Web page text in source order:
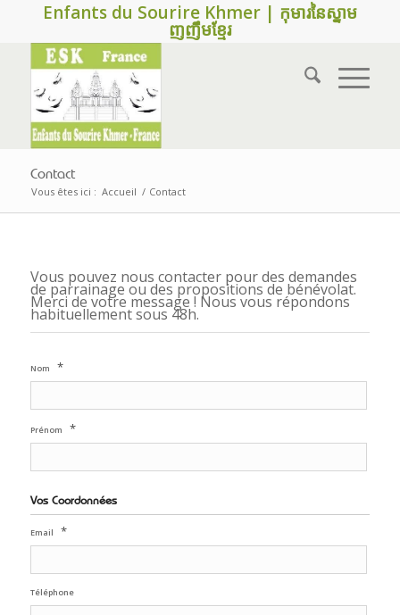
Enfants du Sourire Khmer | កុមារនៃស្នាម
ញញឹមខ្មែរ
Contact
Vous êtes ici : Accueil / Contact
Vous pouvez nous contacter pour des demandes
de parrainage ou des propositions de bénévolat.
Merci de votre message ! Nous vous répondons
habituellement sous 48h.
Nom *
Prénom *
Vos Coordonnées
Email *
Téléphone